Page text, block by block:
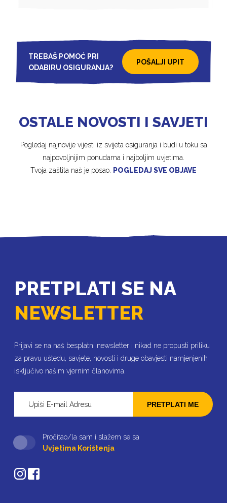
TREBAŠ POMOĆ PRI
ODABIRU OSIGURANJA?
POŠALJI UPIT
OSTALE NOVOSTI I SAVJETI
Pogledaj najnovije vijesti iz svijeta osiguranja i budi u toku sa
najpovoljnijim ponudama i najboljim uvjetima.
Tvoja zaštita naš je posao.
POGLEDAJ SVE OBJAVE
PRETPLATI SE NA
NEWSLETTER
Prijavi se na naš besplatni newsletter i nikad ne propusti priliku
za pravu uštedu, savjete, novosti i druge obavjesti namjenjenih
isključivo našim vjernim članovima.
PRETPLATI ME
Pročitao/la sam i slažem se sa
Uvjetima Korištenja